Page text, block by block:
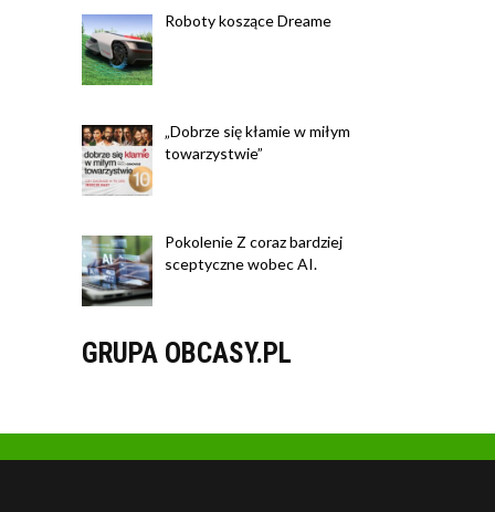
Roboty koszące Dreame
„Dobrze się kłamie w miłym
towarzystwie”
Pokolenie Z coraz bardziej
sceptyczne wobec AI.
GRUPA OBCASY.PL